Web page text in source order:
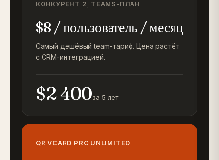
КОНКУРЕНТ 2, TEAMS-ПЛАН
$8 / пользователь / месяц
Самый дешёвый team-тариф. Цена растёт
с CRM-интеграцией.
$2 400за 5 лет
QR VCARD PRO UNLIMITED